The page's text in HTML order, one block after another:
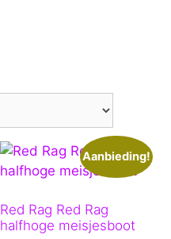
Aanbieding!
Red Rag Red Rag
halfhoge meisjesboot